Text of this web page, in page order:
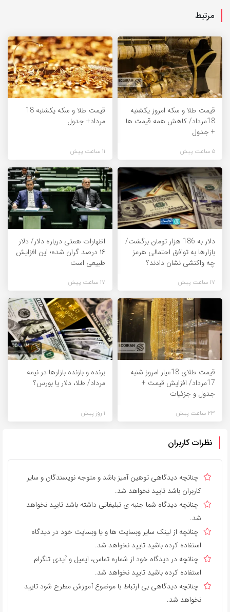
مرتبط
قیمت طلا و سکه امروز یکشنبه
18مرداد/ کاهش همه قیمت ها
+ جدول
5 ساعت پیش
قیمت طلا و سکه یکشنبه 18
مرداد+ جدول
11 ساعت پیش
دلار به 186 هزار تومان برگشت/
بازارها به توافق احتمالی هرمز
چه واکنشی نشان دادند؟
17 ساعت پیش
اظهارات همتی درباره دلار/ دلار
۱۶ درصد گران شده؛ این افزایش
طبیعی است
17 ساعت پیش
قیمت طلای 18عیار امروز شنبه
17مرداد/ افزایش قیمت +
جدول و جزئیات
23 ساعت پیش
برنده‌ و بازنده بازارها در نیمه
مرداد/ طلا، دلار یا بورس؟
1 روز پیش
نظرات کاربران
چنانچه دیدگاهی توهین آمیز باشد و متوجه نویسندگان و سایر
کاربران باشد تایید نخواهد شد.
چنانچه دیدگاه شما جنبه ی تبلیغاتی داشته باشد تایید نخواهد
شد.
چنانچه از لینک سایر وبسایت ها و یا وبسایت خود در دیدگاه
استفاده کرده باشید تایید نخواهد شد.
چنانچه در دیدگاه خود از شماره تماس، ایمیل و آیدی تلگرام
استفاده کرده باشید تایید نخواهد شد.
چنانچه دیدگاهی بی ارتباط با موضوع آموزش مطرح شود تایید
نخواهد شد.